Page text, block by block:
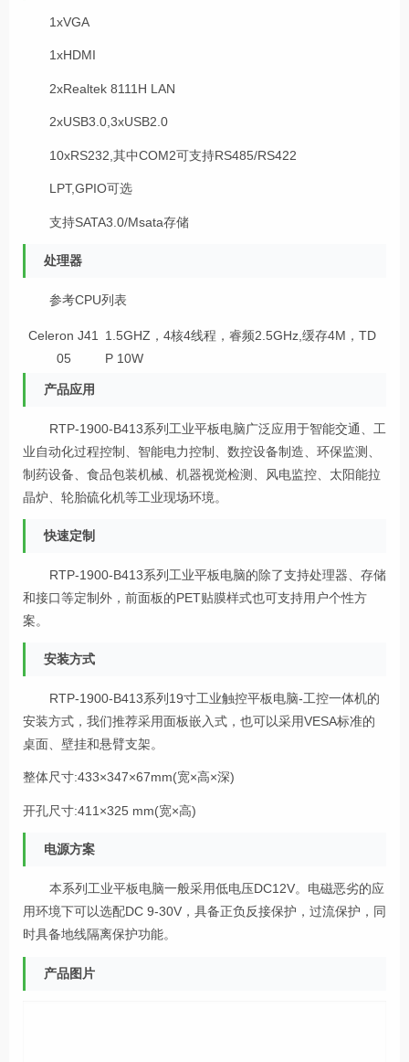
1xVGA
1xHDMI
2xRealtek 8111H LAN
2xUSB3.0,3xUSB2.0
10xRS232,其中COM2可支持RS485/RS422
LPT,GPIO可选
支持SATA3.0/Msata存储
处理器
参考CPU列表
Celeron J41
05
1.5GHZ，4核4线程，睿频2.5GHz,缓存4M，TD
P 10W
产品应用
RTP-1900-B413系列工业平板电脑广泛应用于智能交通、工
业自动化过程控制、智能电力控制、数控设备制造、环保监测、
制药设备、食品包装机械、机器视觉检测、风电监控、太阳能拉
晶炉、轮胎硫化机等工业现场环境。
快速定制
RTP-1900-B413系列工业平板电脑的除了支持处理器、存储
和接口等定制外，前面板的PET贴膜样式也可支持用户个性方
案。
安装方式
RTP-1900-B413系列19寸工业触控平板电脑-工控一体机的
安装方式，我们推荐采用面板嵌入式，也可以采用VESA标准的
桌面、壁挂和悬臂支架。
整体尺寸:433×347×67mm(宽×高×深)
开孔尺寸:411×325 mm(宽×高)
电源方案
本系列工业平板电脑一般采用低电压DC12V。电磁恶劣的应
用环境下可以选配DC 9-30V，具备正负反接保护，过流保护，同
时具备地线隔离保护功能。
产品图片